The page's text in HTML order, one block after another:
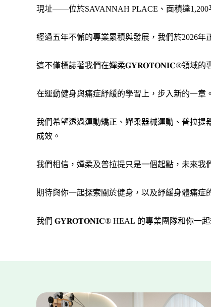
現址——位於SAVANNAH PLACE、面積達1,200
經過五年不懈的專業累積與發展，我們於2026
這不僅標誌著我們在嬋柔𝐆𝐘𝐑𝐎𝐓𝐎𝐍𝐈𝐂®領域的
在運動健身與痛症紓緩的學習上，步入新的一章
我們希望透過運動矯正、嬋柔器械運動、普拉
成效。
我們相信，嬋柔及普拉提只是一個起點，未來我
期待與你一起探索關於健身，以及紓緩身體痛症
我們 𝐆𝐘𝐑𝐎𝐓𝐎𝐍𝐈𝐂® HEAL 的專業團隊和你一起